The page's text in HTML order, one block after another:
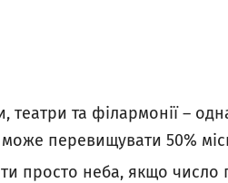
театри та філармонії –
перевищувати 50%
просто неба, якщо число